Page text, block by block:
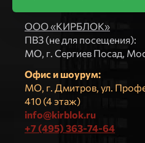
ООО «КИРБЛОК»
ПВЗ (не для посещения):
МO, г. Сергиев Посад,
Офис и шоурум:
МО, г. Дмитров, ул.
410 (4 этаж)
info@kirblok.ru
+7 (495) 363-74-64